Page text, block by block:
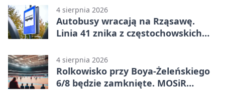
4 sierpnia 2026
Autobusy wracają na Rząsawę.
Linia 41 znika z częstochowskich
4 sierpnia 2026
Rolkowisko przy Boya-Żeleńskiego
6/8 będzie zamknięte. MOSiR